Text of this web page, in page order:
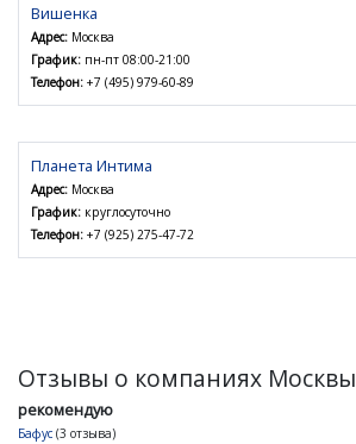
Вишенка
Адрес: Москва
График: пн-пт 08:00-21:00
Телефон: +7 (495) 979-60-89
Планета Интима
Адрес: Москва
График: круглосуточно
Телефон: +7 (925) 275-47-72
Отзывы о компаниях Москвы
рекомендую
Бафус (3 отзыва)